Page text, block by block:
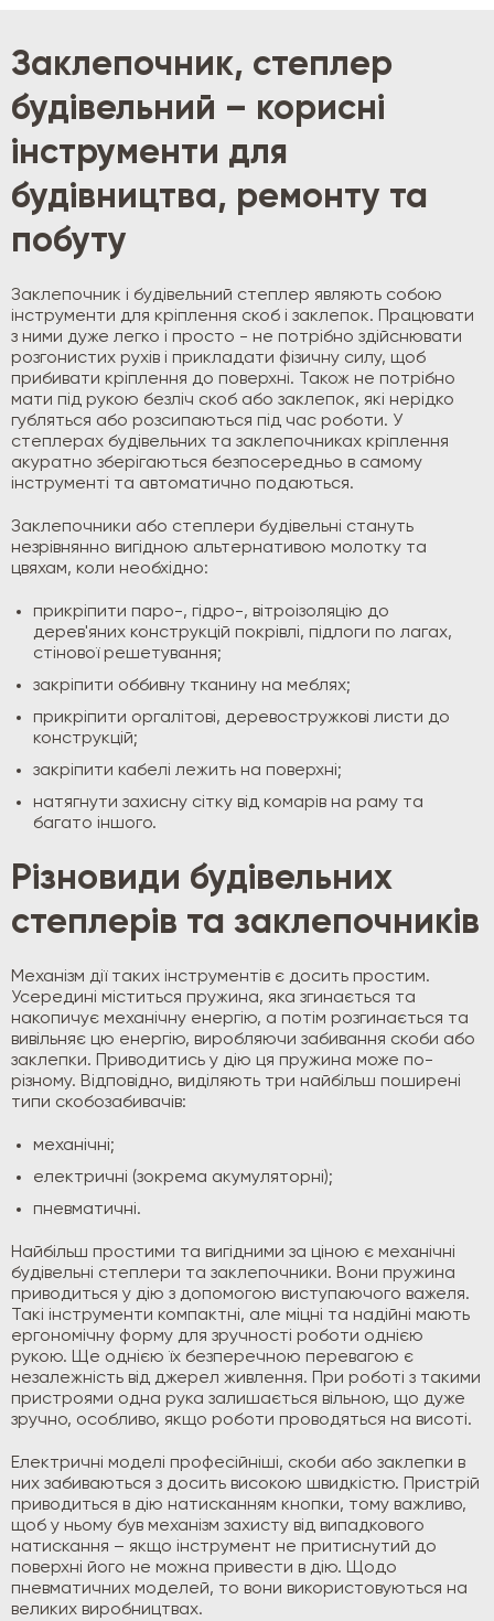
Заклепочник, степлер
будівельний – корисні
інструменти для
будівництва, ремонту та
побуту
Заклепочник і будівельний степлер являють собою
інструменти для кріплення скоб і заклепок. Працювати
з ними дуже легко і просто - не потрібно здійснювати
розгонистих рухів і прикладати фізичну силу, щоб
прибивати кріплення до поверхні. Також не потрібно
мати під рукою безліч скоб або заклепок, які нерідко
губляться або розсипаються під час роботи. У
степлерах будівельних та заклепочниках кріплення
акуратно зберігаються безпосередньо в самому
інструменті та автоматично подаються.
Заклепочники або степлери будівельні стануть
незрівнянно вигідною альтернативою молотку та
цвяхам, коли необхідно:
прикріпити паро-, гідро-, вітроізоляцію до
дерев'яних конструкцій покрівлі, підлоги по лагах,
стінової решетування;
закріпити оббивну тканину на меблях;
прикріпити оргалітові, деревостружкові листи до
конструкцій;
закріпити кабелі лежить на поверхні;
натягнути захисну сітку від комарів на раму та
багато іншого.
Різновиди будівельних
степлерів та заклепочників
Механізм дії таких інструментів є досить простим.
Усередині міститься пружина, яка згинається та
накопичує механічну енергію, а потім розгинається та
вивільняє цю енергію, виробляючи забивання скоби або
заклепки. Приводитись у дію ця пружина може по-
різному. Відповідно, виділяють три найбільш поширені
типи скобозабивачів:
механічні;
електричні (зокрема акумуляторні);
пневматичні.
Найбільш простими та вигідними за ціною є механічні
будівельні степлери та заклепочники. Вони пружина
приводиться у дію з допомогою виступаючого важеля.
Такі інструменти компактні, але міцні та надійні мають
ергономічну форму для зручності роботи однією
рукою. Ще однією їх безперечною перевагою є
незалежність від джерел живлення. При роботі з такими
пристроями одна рука залишається вільною, що дуже
зручно, особливо, якщо роботи проводяться на висоті.
Електричні моделі професійніші, скоби або заклепки в
них забиваються з досить високою швидкістю. Пристрій
приводиться в дію натисканням кнопки, тому важливо,
щоб у ньому був механізм захисту від випадкового
натискання – якщо інструмент не притиснутий до
поверхні його не можна привести в дію. Щодо
пневматичних моделей, то вони використовуються на
великих виробництвах.